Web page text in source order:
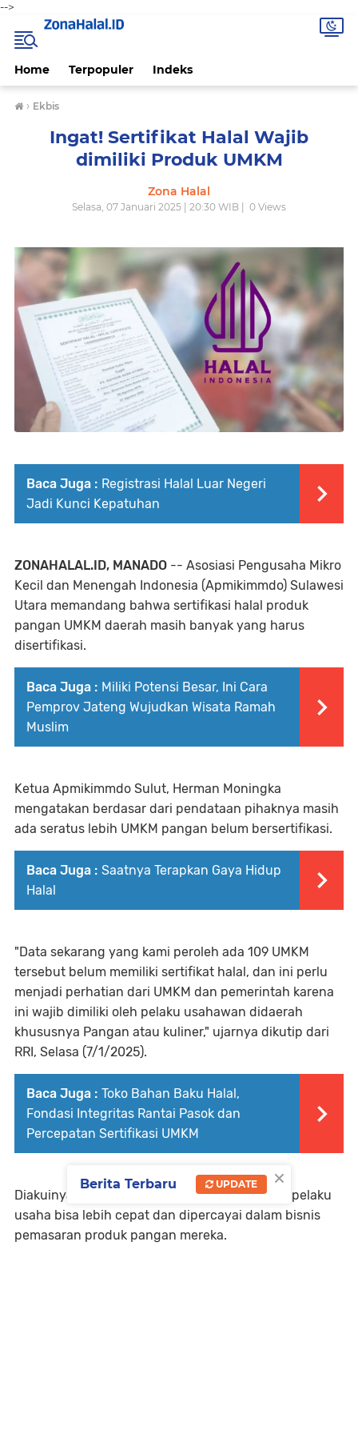
-->
Home Terpopuler Indeks
› Ekbis
Ingat! Sertifikat Halal Wajib
dimiliki Produk UMKM
Zona Halal
Selasa, 07 Januari 2025 | 20:30 WIB | 0 Views
Baca Juga : Registrasi Halal Luar Negeri
Jadi Kunci Kepatuhan
ZONAHALAL.ID, MANADO -- Asosiasi Pengusaha Mikro
Kecil dan Menengah Indonesia (Apmikimmdo) Sulawesi
Utara memandang bahwa sertifikasi halal produk
pangan UMKM daerah masih banyak yang harus
disertifikasi.
Baca Juga : Miliki Potensi Besar, Ini Cara
Pemprov Jateng Wujudkan Wisata Ramah
Muslim
Ketua Apmikimmdo Sulut, Herman Moningka
mengatakan berdasar dari pendataan pihaknya masih
ada seratus lebih UMKM pangan belum bersertifikasi.
Baca Juga : Saatnya Terapkan Gaya Hidup
Halal
"Data sekarang yang kami peroleh ada 109 UMKM
tersebut belum memiliki sertifikat halal, dan ini perlu
menjadi perhatian dari UMKM dan pemerintah karena
ini wajib dimiliki oleh pelaku usahawan didaerah
khususnya Pangan atau kuliner," ujarnya dikutip dari
RRI, Selasa (7/1/2025).
Baca Juga : Toko Bahan Baku Halal,
Fondasi Integritas Rantai Pasok dan
Percepatan Sertifikasi UMKM
Diakuinya, jumlah ini harus diperhatikan, agar pelaku
usaha bisa lebih cepat dan dipercayai dalam bisnis
pemasaran produk pangan mereka.
×
Berita Terbaru UPDATE